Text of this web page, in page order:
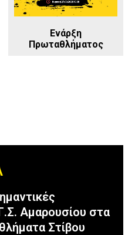
Ενάρξη
Πρωταθλήματος
Αμαρουσίου στα
Στίβου